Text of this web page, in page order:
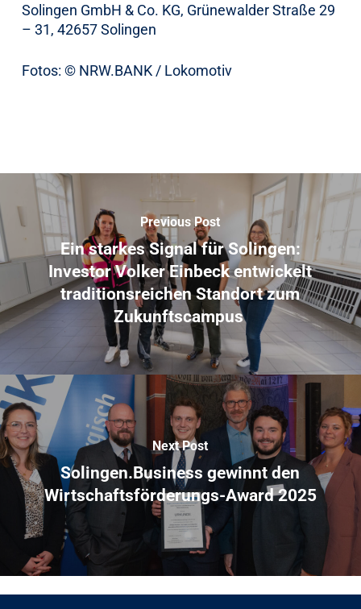
Solingen GmbH & Co. KG, Grünewalder Straße 29
– 31, 42657 Solingen
Fotos: © NRW.BANK / Lokomotiv
Previous Post
Ein starkes Signal für Solingen:
Investor Volker Einbeck entwickelt
traditionsreichen Standort zum
Zukunftscampus
Next Post
Solingen.Business gewinnt den
Wirtschaftsförderungs-Award 2025